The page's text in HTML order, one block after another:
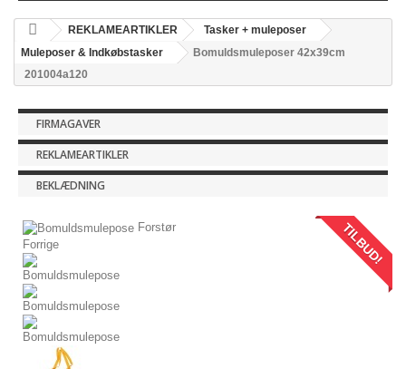
REKLAMEARTIKLER
Tasker + muleposer
Muleposer & Indkøbstasker
Bomuldsmuleposer 42x39cm
201004a120
FIRMAGAVER
REKLAMEARTIKLER
BEKLÆDNING
TILBUD!
Forstør
Forrige